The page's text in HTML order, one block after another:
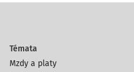
Témata
Mzdy a platy